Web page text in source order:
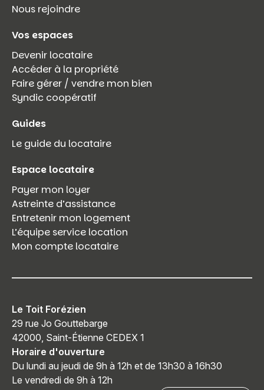
Nous rejoindre
Vos espaces
Devenir locataire
Accéder à la propriété
Faire gérer / vendre mon bien
Syndic coopératif
Guides
Le guide du locataire
Espace locataire
Payer mon loyer
Astreinte d’assistance
Entretenir mon logement
L’équipe service location
Mon compte locataire
Le Toit Forézien
29 rue Jo Gouttebarge
42000, Saint-Étienne CEDEX 1
Horaire d'ouverture
Du lundi au jeudi de 9h à 12h et de 13h30 à 16h30
Le vendredi de 9h à 12h